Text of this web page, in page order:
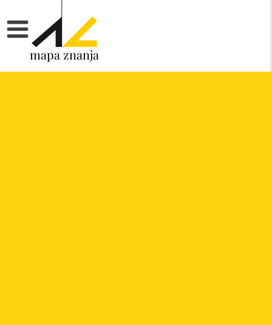
mapa znanja